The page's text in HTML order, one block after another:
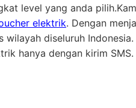
level yang anda
elektrik. Dengan
diseluruh
hanya dengan kirim SMS.